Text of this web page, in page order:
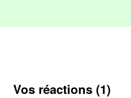
Vos réactions (1)